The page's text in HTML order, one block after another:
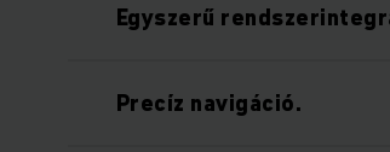
Egyszerű
Precíz navigáció.